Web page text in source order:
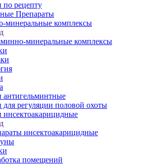
по рецепту
Препараты
минеральные комплексы
минеральные комплексы
антигельминтные
для регуляции половой охоты
инсектоакарицидные
инсектоакарицидные
помещений